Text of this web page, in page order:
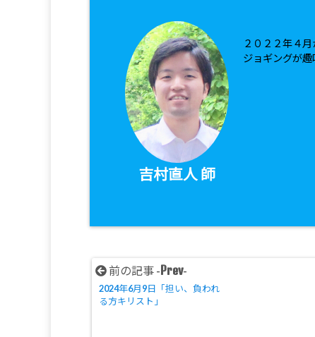
吉村直人 師
２０２２年４
ジョギングが趣
前の記事 - Prev-
2024年6月9日「担い、負われ
る方キリスト」